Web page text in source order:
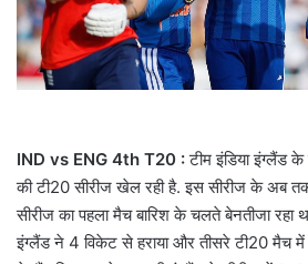
IND vs ENG 4th T20 :टीम इंडिया इंग्लैंड
की टी20 सीरीज खेल रही है. इस सीरीज के अब
सीरीज का पहला मैच बारिश के चलते बेनतीजा रहा
इंग्लैंड ने 4 विकेट से हराया और तीसरे टी20 मैच में